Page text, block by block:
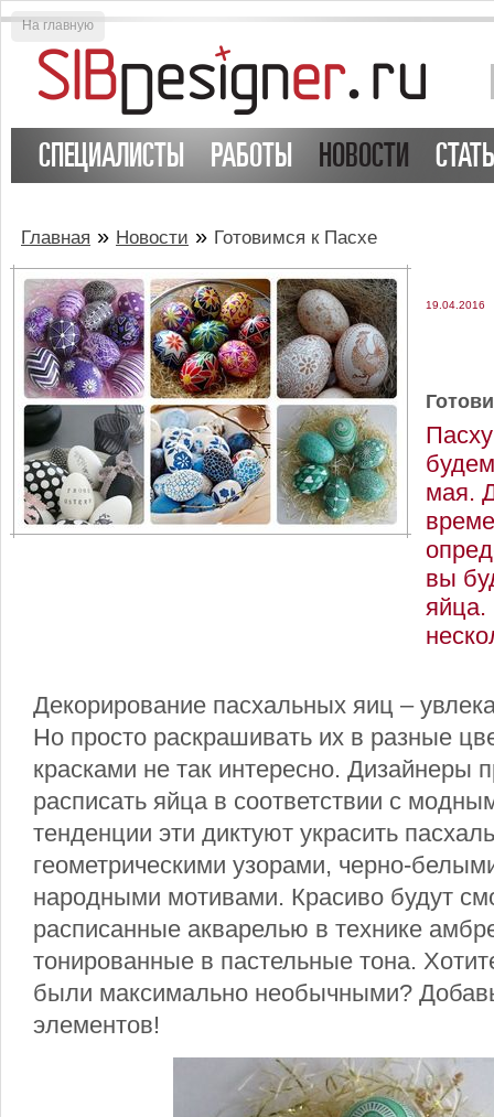
СПЕЦИАЛИСТЫ РАБОТЫ НОВОСТИ
Главная » Новости » Готовимся к Пасхе
19.04.2016
мая.
вы
яйца.
Декорирование пасхальных яиц –
Но просто раскрашивать их в разные
красками не так интересно. Дизайнеры
расписать яйца в соответствии с
тенденции эти диктуют украсить
геометрическими узорами, черно-
народными мотивами. Красиво будут
расписанные акварелью в технике
тонированные в пастельные тона.
были максимально необычными?
элементов!
На главную